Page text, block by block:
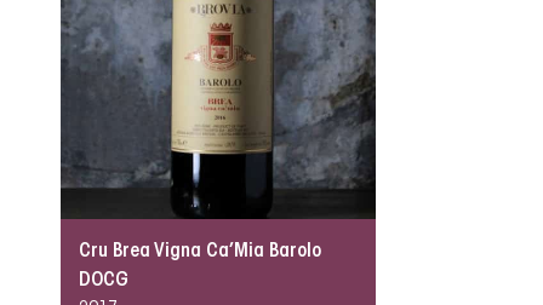
Cru Brea Vigna Ca’Mia Barolo
DOCG